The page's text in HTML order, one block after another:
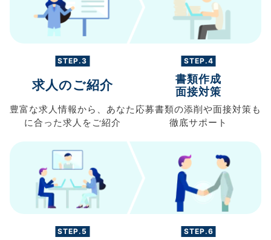
STEP.3
求人のご紹介
豊富な求人情報から、 あなた
に合った求人を ご紹介
STEP.4
書類作成
面接対策
応募書類の添削や面接対策も
徹底サポート
STEP.5 STEP.6